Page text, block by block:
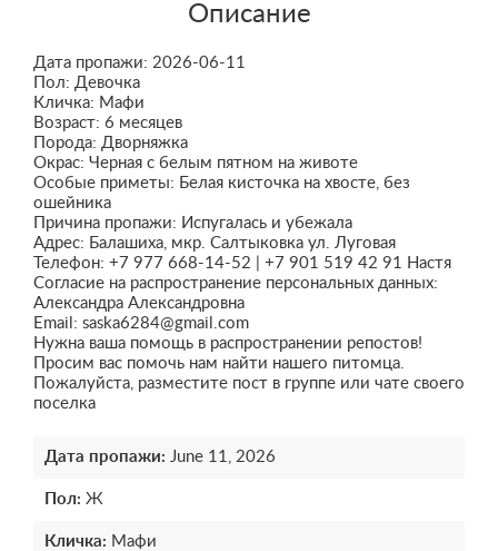
Описание
Дата пропажи: 2026-06-11
Пол: Девочка
Кличка: Мафи
Возраст: 6 месяцев
Порода: Дворняжка
Окрас: Черная с белым пятном на животе
Особые приметы: Белая кисточка на хвосте, без
ошейника
Причина пропажи: Испугалась и убежала
Адрес: Балашиха, мкр. Салтыковка ул. Луговая
Телефон: +7 977 668-14-52 | +7 901 519 42 91 Настя
Согласие на распространение персональных данных:
Александра Александровна
Email: saska6284@gmail.com
Нужна ваша помощь в распространении репостов!
Просим вас помочь нам найти нашего питомца.
Пожалуйста, разместите пост в группе или чате своего
поселка
Дата пропажи: June 11, 2026
Пол: Ж
Кличка: Мафи